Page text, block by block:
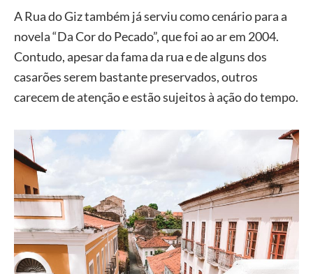
A Rua do Giz também já serviu como cenário para a
novela “Da Cor do Pecado”, que foi ao ar em 2004.
Contudo, apesar da fama da rua e de alguns dos
casarões serem bastante preservados, outros
carecem de atenção e estão sujeitos à ação do tempo.